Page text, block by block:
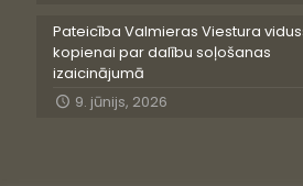
Pateicība Valmieras Viestura
kopienai par dalību soļošanas
izaicinājumā
9. jūnijs, 2026